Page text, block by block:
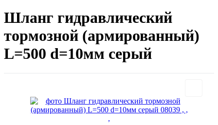
Шланг гидравлический
тормозной (армированный)
L=500 d=10мм серый